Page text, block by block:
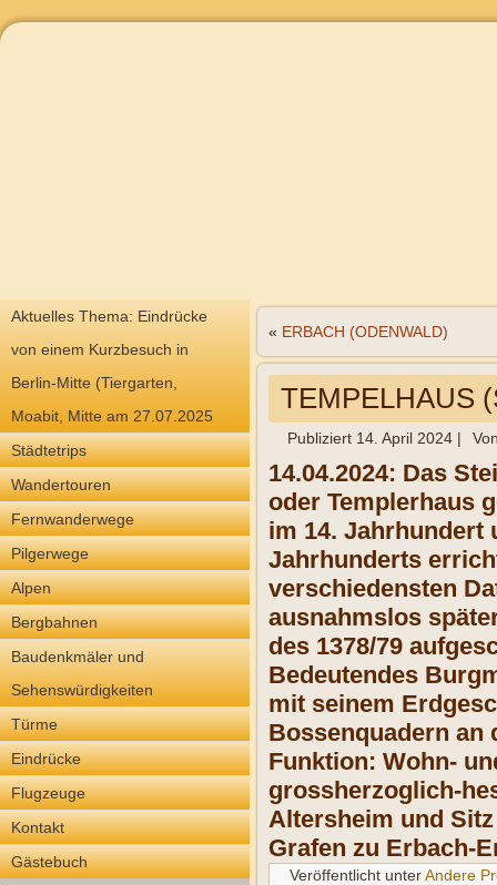
Aktuelles Thema: Eindrücke
von einem Kurzbesuch in
Berlin-Mitte (Tiergarten,
Moabit, Mitte am 27.07.2025
Städtetrips
Wandertouren
Fernwanderwege
Pilgerwege
Alpen
Bergbahnen
Baudenkmäler und
Sehenswürdigkeiten
Türme
Eindrücke
Flugzeuge
Kontakt
Gästebuch
« ERBACH (ODENWALD)
TEMPELHAUS
Publiziert 14. April 2024 |
14.04.2024: Das
oder Templerhaus
im 14. Jahrhundert
Jahrhunderts
verschiedensten
ausnahmslos
des 1378/79
Bedeutendes
mit seinem
Bossenquadern an
Funktion: Wohn-
grossherzoglich-
Altersheim und
Grafen zu Erbach-
Veröffentlicht unterAndere